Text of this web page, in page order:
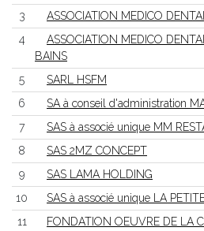
3
ASSOCIATION MEDICO
4
ASSOCIATION MEDICO
BAINS
5
SARL HSFM
6
SA à conseil d'administration
7
SAS à associé unique MM
8
SAS 2MZ CONCEPT
9
SAS LAMA HOLDING
10
SAS à associé unique LA
11
FONDATION OEUVRE DE LA